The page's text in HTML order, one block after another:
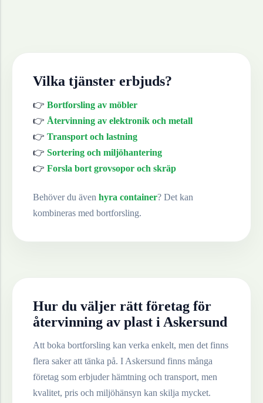
Vilka tjänster erbjuds?
👉 Bortforsling av möbler
👉 Återvinning av elektronik och metall
👉 Transport och lastning
👉 Sortering och miljöhantering
👉 Forsla bort grovsopor och skräp
Behöver du även hyra container? Det kan
kombineras med bortforsling.
Hur du väljer rätt företag för
återvinning av plast iAskersund
Att boka bortforsling kan verka enkelt, men det finns
flera saker att tänka på. I Askersund finns många
företag som erbjuder hämtning och transport, men
kvalitet, pris och miljöhänsyn kan skilja mycket.